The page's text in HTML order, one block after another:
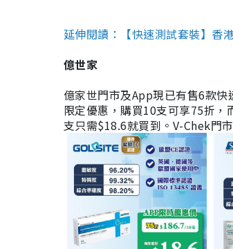
延伸閱讀：【快速測試套裝】香
億世家
億家世門市及App現已有售6款
限定優惠，購買10支可享75折
支只需$18.6就買到。V-Chek門